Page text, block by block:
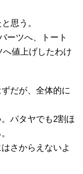
思う。
ーツへ、トート
へ値上げしたわけ
だが、全体的に
パタヤでも2割ほ
さからえないよ